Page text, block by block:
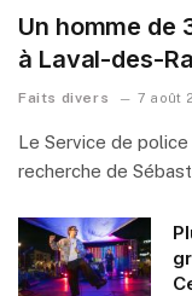
Un homme de
à Laval-des-
Faits divers 7 août
Le Service de
recherche de